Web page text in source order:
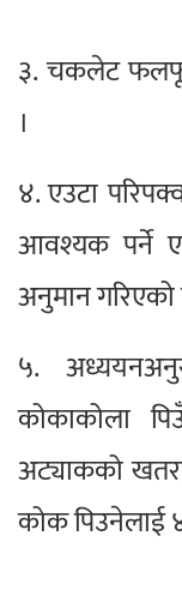
३. चकलेट
।
४. एउटा
आवश्यक पर्ने
अनुमान
५.
कोकाकोला
अट्याकको
कोक पिउनेलाई